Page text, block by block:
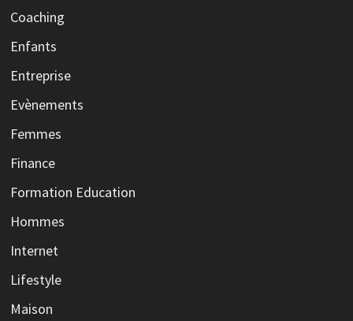
Coaching
Enfants
Entreprise
Evènements
Femmes
Finance
Formation Education
Hommes
Internet
Lifestyle
Maison